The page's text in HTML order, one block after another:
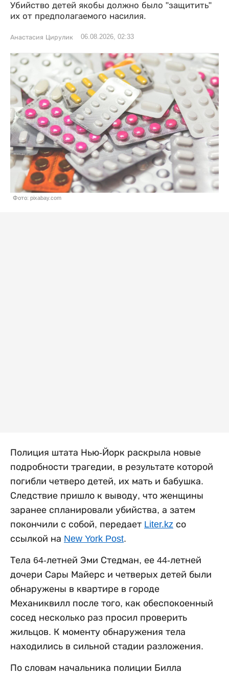
Убийство детей якобы должно было "защитить"
их от предполагаемого насилия.
Анастасия Цирулик 06.08.2026, 02:33
Фото: pixabay.com
Полиция штата Нью-Йорк раскрыла новые
подробности трагедии, в результате которой
погибли четверо детей, их мать и бабушка.
Следствие пришло к выводу, что женщины
заранее спланировали убийства, а затем
покончили с собой, передает Liter.kz со
ссылкой на New York Post.
Тела 64-летней Эми Стедман, ее 44-летней
дочери Сары Майерс и четверых детей были
обнаружены в квартире в городе
Механиквилл после того, как обеспокоенный
сосед несколько раз просил проверить
жильцов. К моменту обнаружения тела
находились в сильной стадии разложения.
По словам начальника полиции Билла